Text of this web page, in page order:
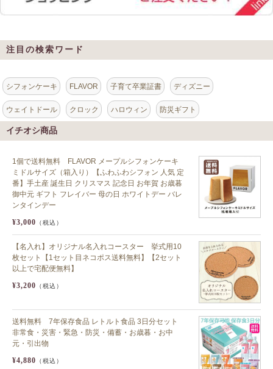
注目の検索ワード
シフォンケーキ FLAVOR 子育て卒業証書 ディズニー
ウェイトドール クロック ハロウィン 防災ギフト
イチオシ商品
1個で送料無料 FLAVOR メープルシフォンケーキ
ミドルサイズ（箱入り）【ふわふわシフォン 人気 定
番】手土産 誕生日 クリスマス 記念日 お年賀 お歳暮
御中元 ギフト フレイバー 母の日 ホワイトデー バレ
ンタインデー
¥3,000 （税込）
【名入れ】オリジナル名入れコースター 挙式用10
枚セット【1セット目ネコポス送料無料】【2セット
以上で宅配便無料】
¥3,200 （税込）
送料無料 7年保存食品 レトルト食品 3日分セット
非常食・災害・緊急・防災・備蓄・お歳暮・お中
元・引出物
¥4,880 （税込）